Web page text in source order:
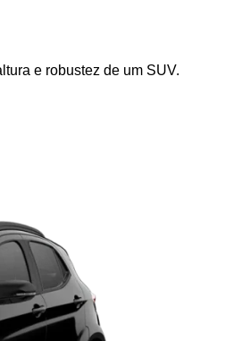
e robustez de um SUV.